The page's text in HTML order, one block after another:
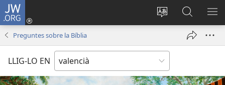
JW.ORG
Canviar
l'idioma
Iniciar
sessió
una
nova)
Busca
a
JW.ORG
Preguntes sobre la Bíblia
LLIG-LO EN